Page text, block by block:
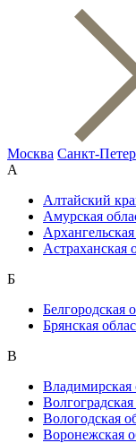
Москва Санкт-
А
Алтайский
Амурская
Астраханская
Б
Белгородская
Брянская
В
Владимирская
Волгоградская
Вологодская
Воронежская